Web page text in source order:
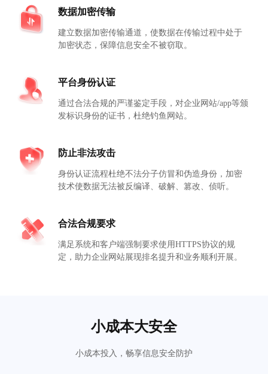
数据加密传输
建立数据加密传输通道，使数据在传输过程中处于
加密状态，保障信息安全不被窃取。
平台身份认证
通过合法合规的严谨鉴定手段，对企业网站/app等颁
发标识身份的证书，杜绝钓鱼网站。
防止非法攻击
身份认证流程杜绝不法分子仿冒和伪造身份，加密
技术使数据无法被反编译、破解、篡改、侦听。
合法合规要求
满足系统和客户端强制要求使用HTTPS协议的规
定，助力企业网站展现排名提升和业务顺利开展。
小成本大安全
小成本投入，畅享信息安全防护